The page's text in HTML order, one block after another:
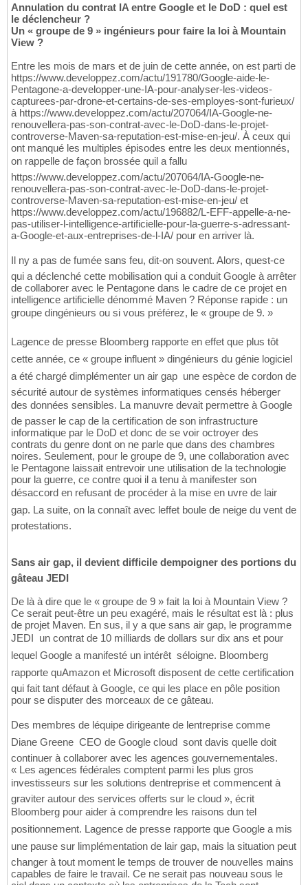
Annulation du contrat IA entre Google et le DoD : quel est
le déclencheur ?
Un « groupe de 9 » ingénieurs pour faire la loi à Mountain
View ?
Entre les mois de mars et de juin de cette année, on est parti de
https://www.developpez.com/actu/191780/Google-aide-le-
Pentagone-a-developper-une-IA-pour-analyser-les-videos-
capturees-par-drone-et-certains-de-ses-employes-sont-furieux/
à https://www.developpez.com/actu/207064/IA-Google-ne-
renouvellera-pas-son-contrat-avec-le-DoD-dans-le-projet-
controverse-Maven-sa-reputation-est-mise-en-jeu/. À ceux qui
ont manqué les multiples épisodes entre les deux mentionnés,
on rappelle de façon brossée quil a fallu
https://www.developpez.com/actu/207064/IA-Google-ne-
renouvellera-pas-son-contrat-avec-le-DoD-dans-le-projet-
controverse-Maven-sa-reputation-est-mise-en-jeu/ et
https://www.developpez.com/actu/196882/L-EFF-appelle-a-ne-
pas-utiliser-l-intelligence-artificielle-pour-la-guerre-s-adressant-
a-Google-et-aux-entreprises-de-l-IA/ pour en arriver là.
Il ny a pas de fumée sans feu, dit-on souvent. Alors, quest-ce
qui a déclenché cette mobilisation qui a conduit Google à arrêter
de collaborer avec le Pentagone dans le cadre de ce projet en
intelligence artificielle dénommé Maven ? Réponse rapide : un
groupe dingénieurs ou si vous préférez, le « groupe de 9. »
Lagence de presse Bloomberg rapporte en effet que plus tôt
cette année, ce « groupe influent » dingénieurs du génie logiciel
a été chargé dimplémenter un air gap  une espèce de cordon de
sécurité autour de systèmes informatiques censés héberger
des données sensibles. La manuvre devait permettre à Google
de passer le cap de la certification de son infrastructure
informatique par le DoD et donc de se voir octroyer des
contrats du genre dont on ne parle que dans des chambres
noires. Seulement, pour le groupe de 9, une collaboration avec
le Pentagone laissait entrevoir une utilisation de la technologie
pour la guerre, ce contre quoi il a tenu à manifester son
désaccord en refusant de procéder à la mise en uvre de lair
gap. La suite, on la connaît avec leffet boule de neige du vent de
protestations.
Sans air gap, il devient difficile dempoigner des portions du
gâteau JEDI
De là à dire que le « groupe de 9 » fait la loi à Mountain View ?
Ce serait peut-être un peu exagéré, mais le résultat est là : plus
de projet Maven. En sus, il y a que sans air gap, le programme
JEDI  un contrat de 10 milliards de dollars sur dix ans et pour
lequel Google a manifesté un intérêt  séloigne. Bloomberg
rapporte quAmazon et Microsoft disposent de cette certification
qui fait tant défaut à Google, ce qui les place en pôle position
pour se disputer des morceaux de ce gâteau.
Des membres de léquipe dirigeante de lentreprise comme
Diane Greene  CEO de Google cloud  sont davis quelle doit
continuer à collaborer avec les agences gouvernementales.
« Les agences fédérales comptent parmi les plus gros
investisseurs sur les solutions dentreprise et commencent à
graviter autour des services offerts sur le cloud », écrit
Bloomberg pour aider à comprendre les raisons dun tel
positionnement. Lagence de presse rapporte que Google a mis
une pause sur limplémentation de lair gap, mais la situation peut
changer à tout moment le temps de trouver de nouvelles mains
capables de faire le travail. Ce ne serait pas nouveau sous le